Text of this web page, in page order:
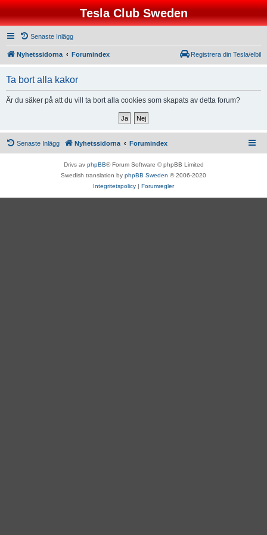
Tesla Club Sweden
Senaste Inlägg
Nyhetssidorna Forumindex Registrera din Tesla/elbil
Ta bort alla kakor
Är du säker på att du vill ta bort alla cookies som skapats av detta forum?
Senaste Inlägg Nyhetssidorna Forumindex
Drivs av phpBB® Forum Software © phpBB Limited
Swedish translation by phpBB Sweden © 2006-2020
Integritetspolicy | Forumregler